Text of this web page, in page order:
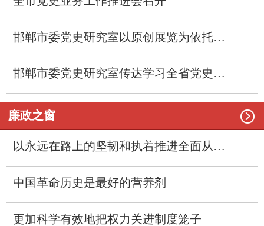
邯郸市委党史研究室以原创展览为依托开展党史学习教育“七进”活动
邯郸市委党史研究室传达学习全省党史研究室主任会议精神
廉政之窗 
以永远在路上的坚韧和执着推进全面从严治党
中国革命历史是最好的营养剂
更加科学有效地把权力关进制度笼子